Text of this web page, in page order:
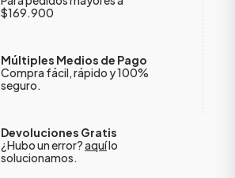
$169.900
Múltiples Medios de Pago
Compra fácil, rápido y 100%
seguro.
Devoluciones Gratis
¿Hubo un error?aquílo
solucionamos.